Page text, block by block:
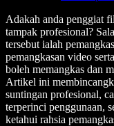
Adakah anda penggiat
tampak profesional?
tersebut ialah
pemangkasan video
boleh memangkas dan
Artikel ini
suntingan profesional,
terperinci penggunaan,
ketahui rahsia